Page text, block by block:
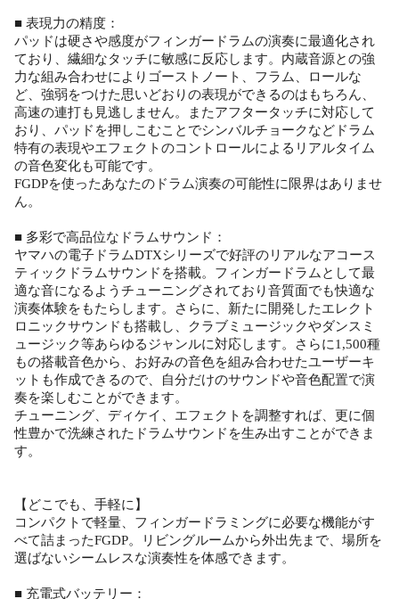
■ 表現力の精度：
パッドは硬さや感度がフィンガードラムの演奏に最適化され
ており、繊細なタッチに敏感に反応します。内蔵音源との強
力な組み合わせによりゴーストノート、フラム、ロールな
ど、強弱をつけた思いどおりの表現ができるのはもちろん、
高速の連打も見逃しません。またアフタータッチに対応して
おり、パッドを押しこむことでシンバルチョークなどドラム
特有の表現やエフェクトのコントロールによるリアルタイム
の音色変化も可能です。
FGDPを使ったあなたのドラム演奏の可能性に限界はありませ
ん。
■ 多彩で高品位なドラムサウンド：
ヤマハの電子ドラムDTXシリーズで好評のリアルなアコース
ティックドラムサウンドを搭載。フィンガードラムとして最
適な音になるようチューニングされており音質面でも快適な
演奏体験をもたらします。さらに、新たに開発したエレクト
ロニックサウンドも搭載し、クラブミュージックやダンスミ
ュージック等あらゆるジャンルに対応します。さらに1,500種
もの搭載音色から、お好みの音色を組み合わせたユーザーキ
ットも作成できるので、自分だけのサウンドや音色配置で演
奏を楽しむことができます。
チューニング、ディケイ、エフェクトを調整すれば、更に個
性豊かで洗練されたドラムサウンドを生み出すことができま
す。
【どこでも、手軽に】
コンパクトで軽量、フィンガードラミングに必要な機能がす
べて詰まったFGDP。リビングルームから外出先まで、場所を
選ばないシームレスな演奏性を体感できます。
■ 充電式バッテリー：